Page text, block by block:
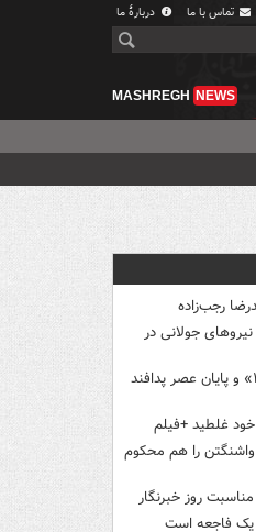
تماس با ما دربارهٔ ما
MASHREGH NEWS
رجب‌زاده
جولانی در
استقرار انبوه «دی‌اف‑۱۷» و پایان عصر پدافند
غلطید +فیلم
واشنگتن را هم محکوم
مناسبت روز خبرنگار
یک فاجعه است